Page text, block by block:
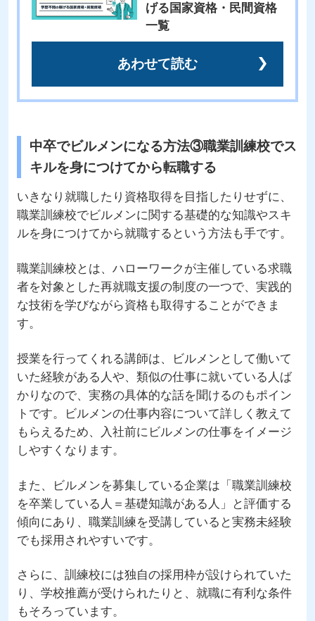
げる国家資格・民間資格
一覧
あわせて読む
中卒でビルメンになる方法③職業訓練校でス
キルを身につけてから転職する
いきなり就職したり資格取得を目指したりせずに、
職業訓練校でビルメンに関する基礎的な知識やスキ
ルを身につけてから就職するという方法も手です。
職業訓練校とは、ハローワークが主催している求職
者を対象とした再就職支援の制度の一つで、実践的
な技術を学びながら資格も取得することができま
す。
授業を行ってくれる講師は、ビルメンとして働いて
いた経験がある人や、類似の仕事に就いている人ば
かりなので、実務の具体的な話を聞けるのもポイン
トです。ビルメンの仕事内容について詳しく教えて
もらえるため、入社前にビルメンの仕事をイメージ
しやすくなります。
また、ビルメンを募集している企業は「職業訓練校
を卒業している人＝基礎知識がある人」と評価する
傾向にあり、職業訓練を受講していると実務未経験
でも採用されやすいです。
さらに、訓練校には独自の採用枠が設けられていた
り、学校推薦が受けられたりと、就職に有利な条件
もそろっています。